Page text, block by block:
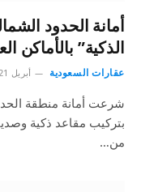
أمانة الحدود
الذكية” بالأماكن
عقارات السعودية أبريل 21, 2024
شرعت أمانة منطقة
بتركيب مقاعد ذكية
من…